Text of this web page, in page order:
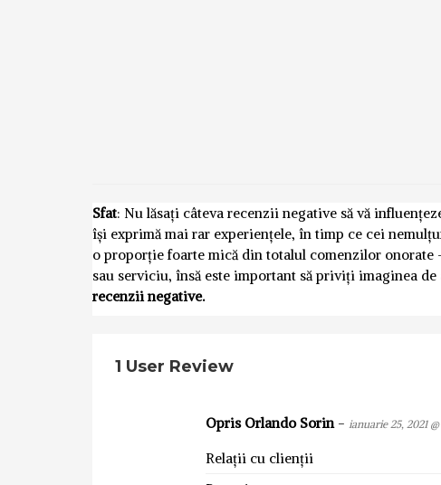
Sfat: Nu lăsați câteva recenzii negative să vă
își exprimă mai rar experiențele, în timp ce cei
o proporție foarte mică din totalul comenzilor onorate
sau serviciu, însă este important să priviți imaginea de
recenzii negative.
1 User Review
Opris Orlando Sorin - ianuarie 25, 2021
Relații cu clienții